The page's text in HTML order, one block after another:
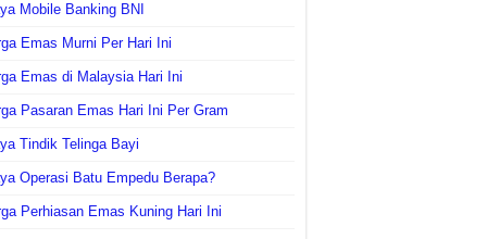
Mobile Banking BNI
Emas Murni Per Hari Ini
Emas di Malaysia Hari Ini
Pasaran Emas Hari Ini Per Gram
Tindik Telinga Bayi
Operasi Batu Empedu Berapa?
Perhiasan Emas Kuning Hari Ini